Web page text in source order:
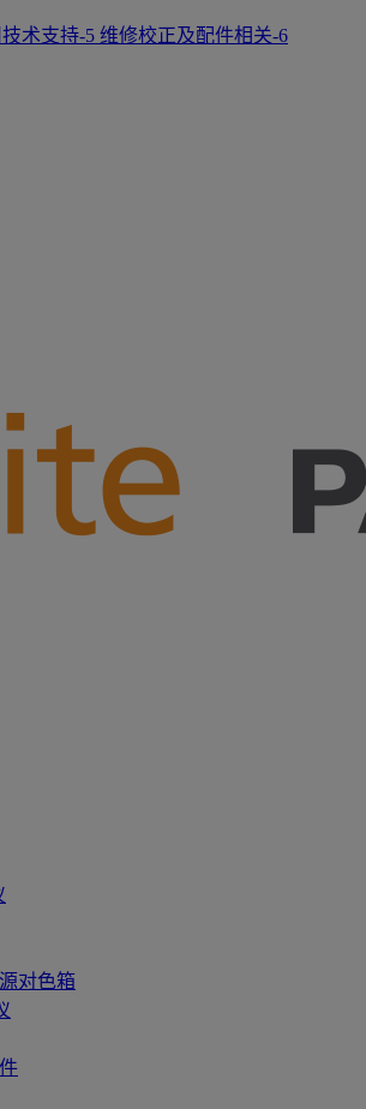
术支持-5 维修校正及配件相关-6
对色箱